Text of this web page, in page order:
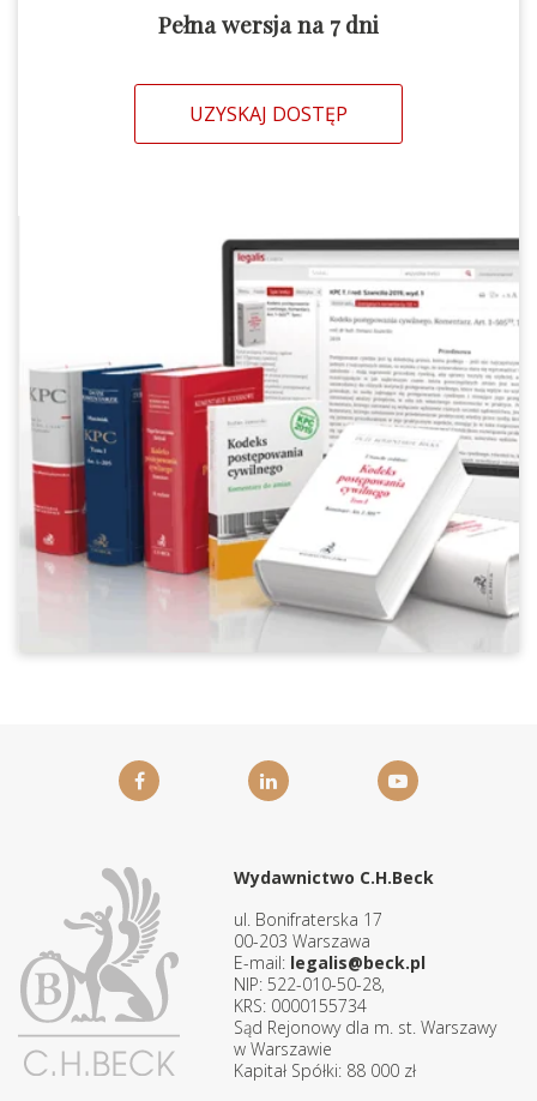
Pełna wersja na 7 dni
UZYSKAJ DOSTĘP
Wydawnictwo C.H.Beck
ul. Bonifraterska 17
00-203 Warszawa
E-mail: legalis@beck.pl
NIP: 522-010-50-28,
KRS: 0000155734
Sąd Rejonowy dla m. st. Warszawy
w Warszawie
Kapitał Spółki: 88 000 zł